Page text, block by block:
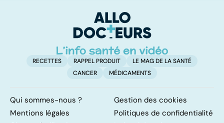
l'artère
pulmonaire
RECETTES RAPPEL PRODUIT
LE MAG DE LA SANTÉ
CANCER
MÉDICAMENTS
Qui sommes-nous ?
Gestion des cookies
Mentions légales
Politiques de confidentialité